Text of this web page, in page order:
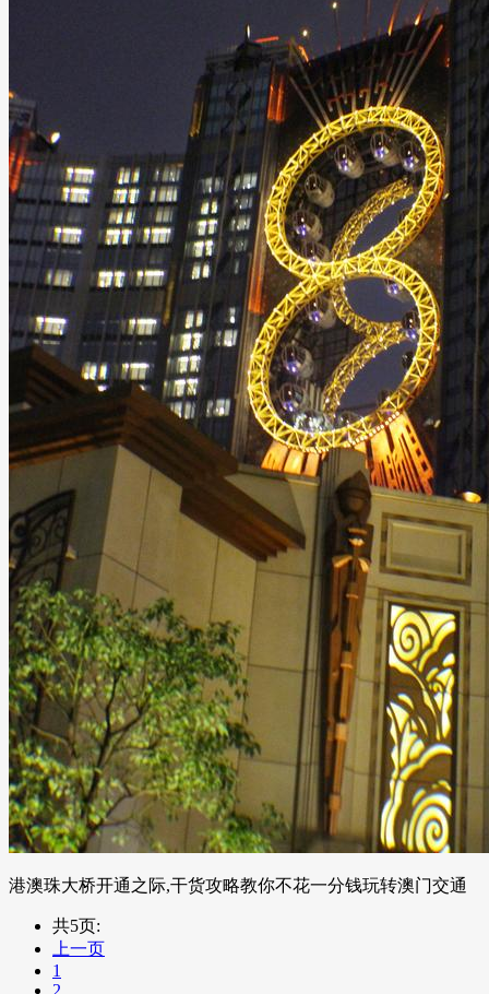
港澳珠大桥开通之际,干货攻略教你不花一分钱玩转澳门交通
共5页:
上一页
1
2